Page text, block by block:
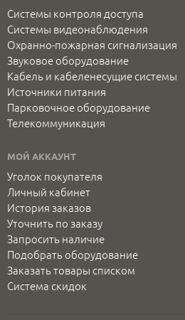
Системы контроля доступа
Системы видеонаблюдения
Охранно-пожарная сигнализация
Звуковое оборудование
Кабель и кабеленесущие системы
Источники питания
Парковочное оборудование
Телекоммуникация
МОЙ АККАУНТ
Уголок покупателя
Личный кабинет
История заказов
Уточнить по заказу
Запросить наличие
Подобрать оборудование
Заказать товары списком
Система скидок